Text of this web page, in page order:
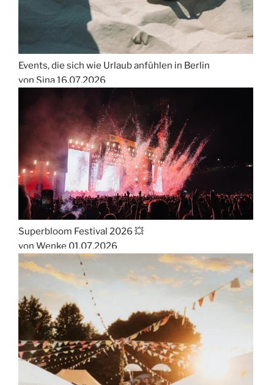
Events, die sich wie Urlaub anfühlen in Berlin
von Sina16.07.2026
Superbloom Festival 2026 💥
von Wenke 01.07.2026